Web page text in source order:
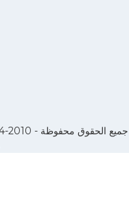
© جميع الحقوق محفوظة - 2010-2024 :